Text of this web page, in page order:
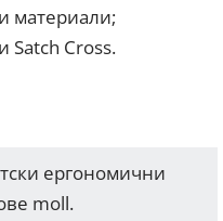
материали;
Satch Cross.
ергономични
moll.